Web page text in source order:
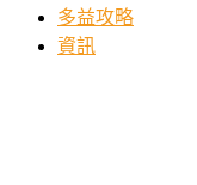
多益攻略
資訊